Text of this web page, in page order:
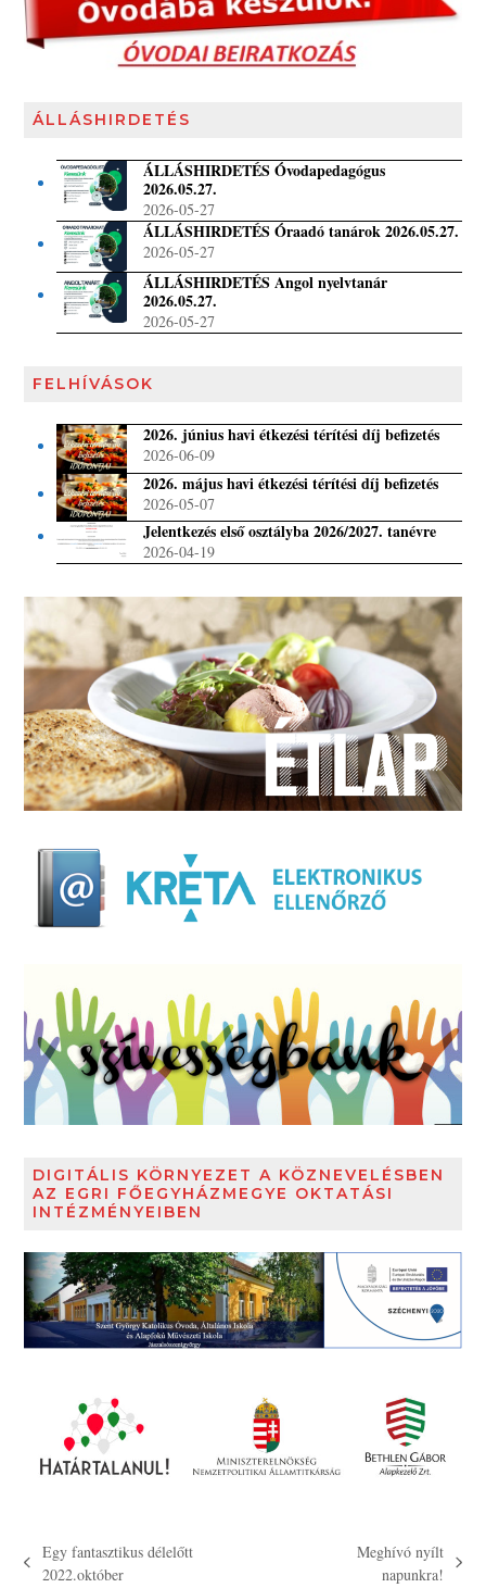
ÁLLÁSHIRDETÉS
ÁLLÁSHIRDETÉS Óvodapedagógus
2026.05.27.
2026-05-27
ÁLLÁSHIRDETÉS Óraadó tanárok 2026.05.27.
2026-05-27
ÁLLÁSHIRDETÉS Angol nyelvtanár
2026.05.27.
2026-05-27
FELHÍVÁSOK
2026. június havi étkezési térítési díj befizetés
2026-06-09
2026. május havi étkezési térítési díj befizetés
2026-05-07
Jelentkezés első osztályba 2026/2027. tanévre
2026-04-19
DIGITÁLIS KÖRNYEZET A KÖZNEVELÉSBEN
AZ EGRI FŐEGYHÁZMEGYE OKTATÁSI
INTÉZMÉNYEIBEN
previous
Egy fantasztikus délelőtt
2022.október
Meghívó nyílt
napunkra!